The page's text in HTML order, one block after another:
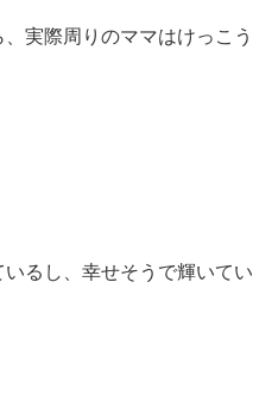
実際周りのママはけっこう
るし、幸せそうで輝いてい